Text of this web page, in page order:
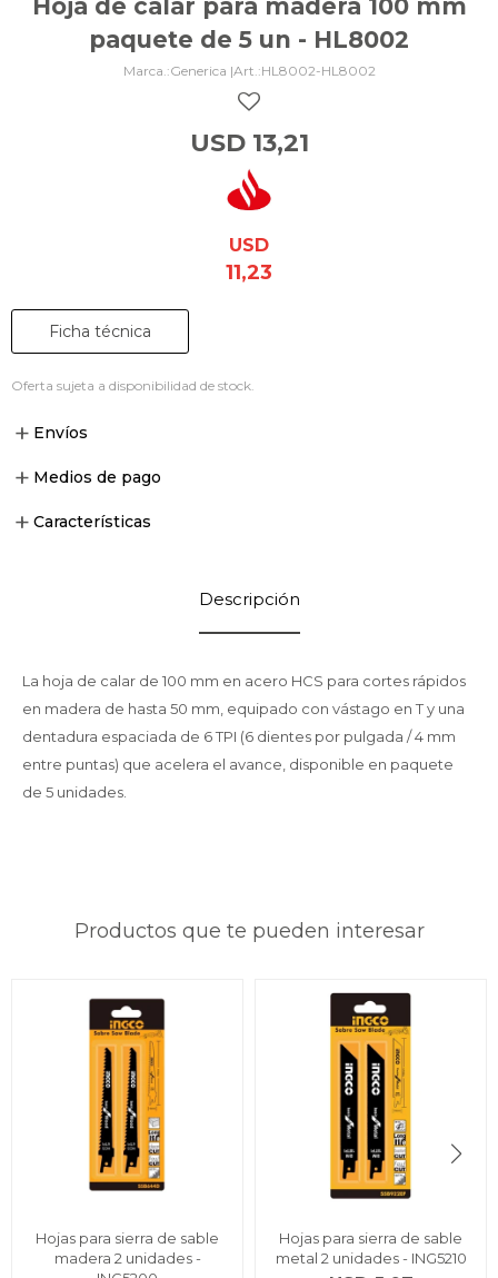
Hoja de calar para madera 100 mm
paquete de 5 un - HL8002
Generica | HL8002-HL8002
USD 13,21
USD
11,23
Ficha técnica
Oferta sujeta a disponibilidad de stock.
Envíos
Medios de pago
Características
Descripción
La hoja de calar de 100 mm en acero HCS para cortes rápidos
en madera de hasta 50 mm, equipado con vástago en T y una
dentadura espaciada de 6 TPI (6 dientes por pulgada / 4 mm
entre puntas) que acelera el avance, disponible en paquete
de 5 unidades.
Productos que te pueden interesar
Hojas para sierra de sable
madera 2 unidades -
Hojas para sierra de sable
metal 2 unidades - ING5210